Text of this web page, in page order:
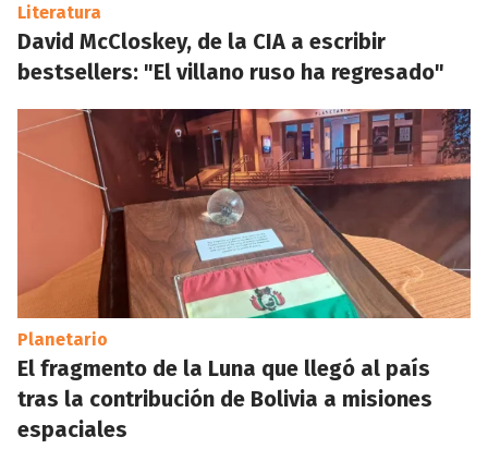
Literatura
David McCloskey, de la CIA a escribir
bestsellers: "El villano ruso ha regresado"
Planetario
El fragmento de la Luna que llegó al país
tras la contribución de Bolivia a misiones
espaciales